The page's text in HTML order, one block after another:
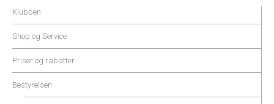
Klubben
Shop og Service
Priser og rabatter
Bestyrelsen